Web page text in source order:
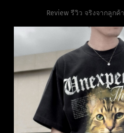
Review รีวิว จริงจากลูก